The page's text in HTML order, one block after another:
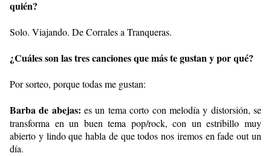
quién?
Solo. Viajando. De Corrales a Tranqueras.
¿Cuáles son las tres canciones que más te gustan y por qué?
Por sorteo, porque todas me gustan:
Barba de abejas: es un tema corto con melodía y distorsión, se
transforma en un buen tema pop/rock, con un estribillo muy
abierto y lindo que habla de que todos nos iremos en fade out un
día.